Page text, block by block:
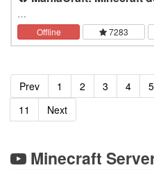
…
Offline 7283
Prev 1 2 3 4 5
11
Next
Minecraft